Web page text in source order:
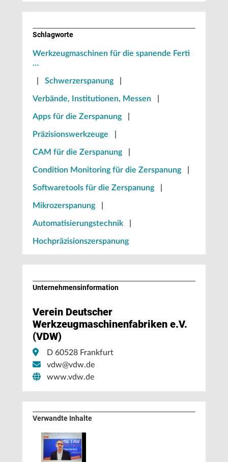
Schlagworte
Werkzeugmaschinen für die spanende Ferti
…
Schwerzerspanung
Verbände, Institutionen, Messen
Apps für die Zerspanung
Präzisionswerkzeuge
CAM für die Zerspanung
Condition Monitoring für die Zerspanung
Softwaretools für die Zerspanung
Mikrozerspanung
Automatisierungstechnik
Hochpräzisionszerspanung
Unternehmens­information
Verein Deutscher
Werkzeugmaschinenfabriken e.V.
(VDW)
D 60528 Frankfurt
vdw@vdw.de
www.vdw.de
Verwandte Inhalte